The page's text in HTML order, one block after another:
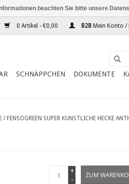
0 Artikel - €0,00 B2B Mein Konto /
SCHNÄPPCHEN DOKUMENTE
/ FENSOGREEN SUPER KUNSTLICHE HECKE
+
-
ZUM
beachten Sie bitte unsere